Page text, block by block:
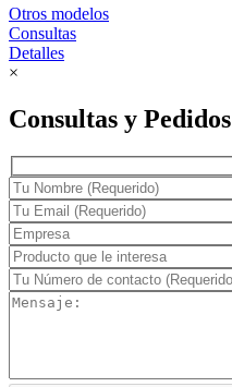
Otros modelos
Consultas
Detalles
×
Consultas y Pedidos